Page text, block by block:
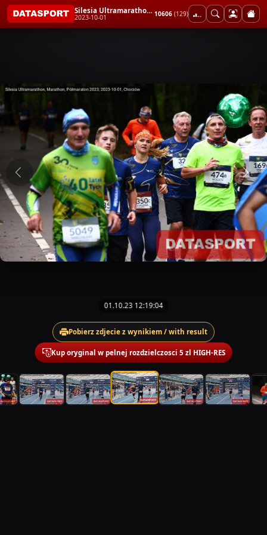
Silesia Ultramarathon, Marathon, Półmaraton 2023
2023-10-01 10606 (129)
01.10.23 12:19:04
Pobierz zdjecie z wynikiem / with result
Kup oryginal w pelnej rozdzielczosci 5 zl HIGH-RES